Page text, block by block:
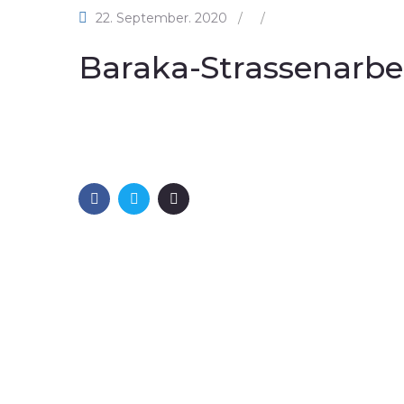
22. September. 2020 / /
Baraka-